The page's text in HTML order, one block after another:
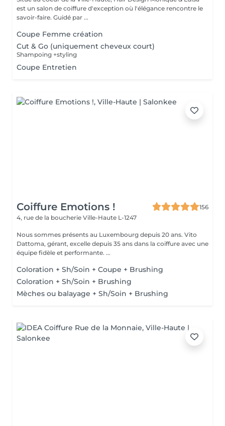
est un salon de coiffure d'exception où l'élégance rencontre le
savoir-faire. Guidé par ...
Coupe Femme création
Cut & Go (uniquement cheveux court)
Shampoing +styling
Coupe Entretien
Coiffure Emotions !
156
4, rue de la boucherie Ville-Haute L-1247
Nous sommes présents au Luxembourg depuis 20 ans. Vito
Dattoma, gérant, excelle depuis 35 ans dans la coiffure avec une
équipe fidèle et performante. ...
Coloration + Sh/Soin + Coupe + Brushing
Coloration + Sh/Soin + Brushing
Mèches ou balayage + Sh/Soin + Brushing